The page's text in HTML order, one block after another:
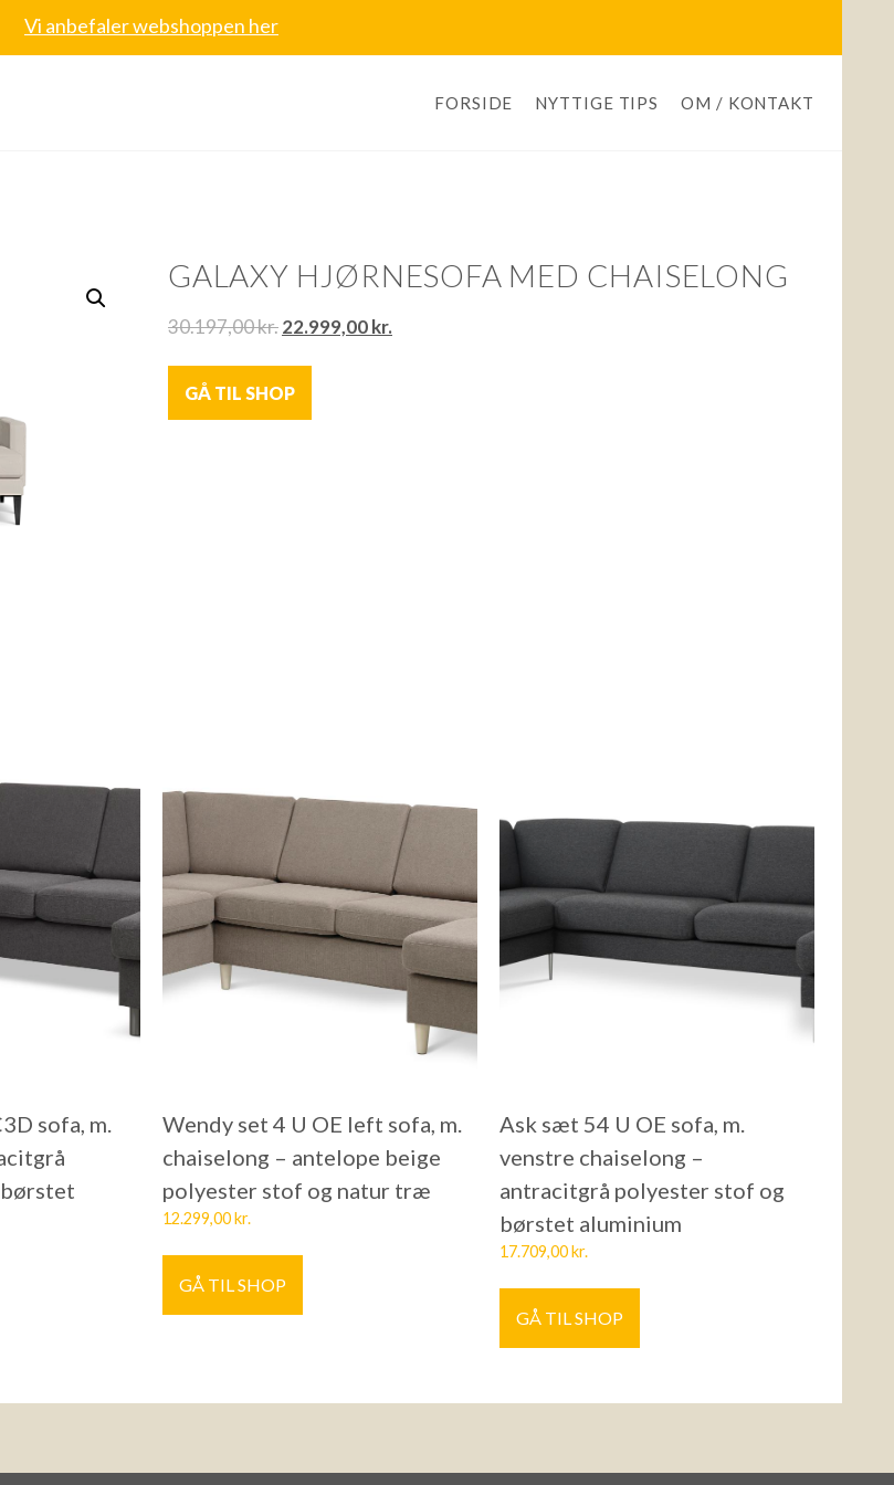
Vi anbefaler webshoppen her
FORSIDE NYTTIGE TIPS OM / KONTAKT
GALAXY HJØRNESOFA MED CHAISELONG
30.197,00kr.22.999,00kr.
GÅ TIL SHOP
sofa, m.
Wendy set 4 U OE left sofa, m.
chaiselong – antelope beige
polyester stof og natur træ
12.299,00kr.
GÅ TIL SHOP
Ask sæt 54 U OE sofa, m.
venstre chaiselong –
antracitgrå polyester stof og
børstet aluminium
17.709,00kr.
GÅ TIL SHOP